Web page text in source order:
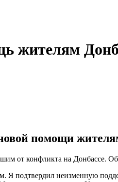
жителям
помощи
от конфликта на Донбассе.
Я подтвердил неизменную